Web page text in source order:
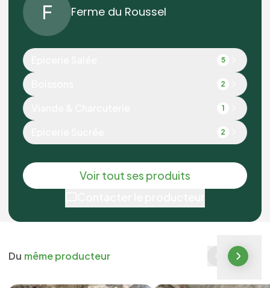
F Ferme du Roussel
5
2
1
2
Voir tout ses produits
Du même producteur